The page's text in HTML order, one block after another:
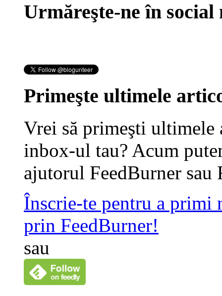
Urmăreşte-ne în social
Primeşte ultimele
Vrei să primeşti
inbox-ul tau? Acum
ajutorul FeedBurner sau
Înscrie-te pentru a primi
prin FeedBurner!
sau